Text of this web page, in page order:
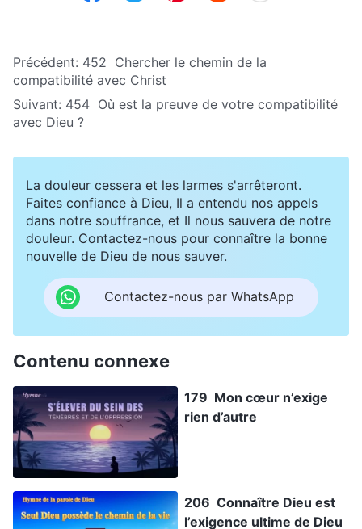
Précédent: 452 Chercher le chemin de la
compatibilité avec Christ
Suivant: 454 Où est la preuve de votre compatibilité
avec Dieu ?
La douleur cessera et les larmes s'arrêteront.
Faites confiance à Dieu, Il a entendu nos appels
dans notre souffrance, et Il nous sauvera de notre
douleur. Contactez-nous pour connaître la bonne
nouvelle de Dieu de nous sauver.
Contactez-nous par WhatsApp
Contenu connexe
179 Mon cœur n’exige
rien d’autre
206 Connaître Dieu est
l’exigence ultime de Dieu